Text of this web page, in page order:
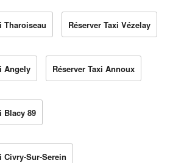
Tharoiseau Réserver Taxi Vézelay
Angely Réserver Taxi Annoux
Blacy 89
Civry-Sur-Serein